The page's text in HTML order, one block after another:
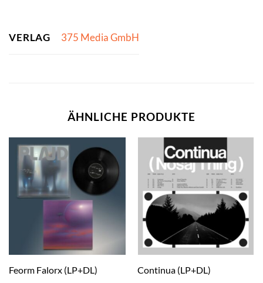
VERLAG 375 Media GmbH
ÄHNLICHE PRODUKTE
Feorm Falorx (LP+DL) Continua (LP+DL)